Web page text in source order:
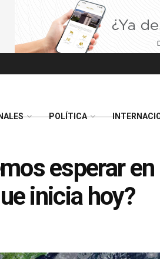
POLÍTICA
esperar
inicia hoy?